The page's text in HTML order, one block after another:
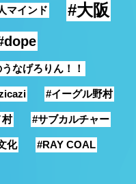
マインド #大阪
なげろりん！！
#イーグル野村
村 #サブカルチャー
化 #RAY COAL